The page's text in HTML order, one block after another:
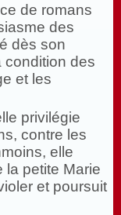
de romans
des
dès son
condition des
et les
privilégie
contre les
elle
la petite Marie
et poursuit